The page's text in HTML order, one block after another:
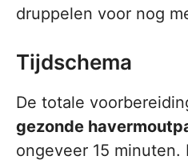
druppelen voor nog
Tijdschema
De totale
gezonde
ongeveer 15 minuten.